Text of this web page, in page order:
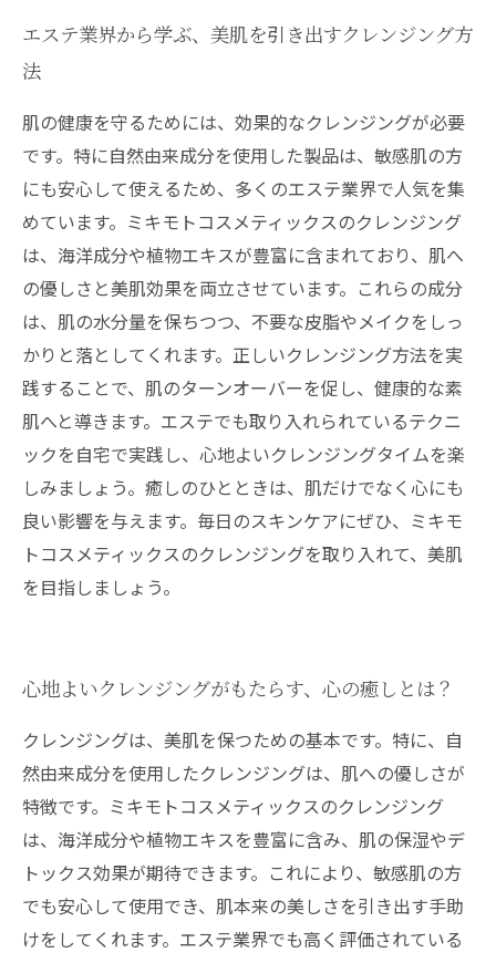
エステ業界から学ぶ、美肌を引き出すクレンジング方
法
肌の健康を守るためには、効果的なクレンジングが必要
です。特に自然由来成分を使用した製品は、敏感肌の方
にも安心して使えるため、多くのエステ業界で人気を集
めています。ミキモトコスメティックスのクレンジング
は、海洋成分や植物エキスが豊富に含まれており、肌へ
の優しさと美肌効果を両立させています。これらの成分
は、肌の水分量を保ちつつ、不要な皮脂やメイクをしっ
かりと落としてくれます。正しいクレンジング方法を実
践することで、肌のターンオーバーを促し、健康的な素
肌へと導きます。エステでも取り入れられているテクニ
ックを自宅で実践し、心地よいクレンジングタイムを楽
しみましょう。癒しのひとときは、肌だけでなく心にも
良い影響を与えます。毎日のスキンケアにぜひ、ミキモ
トコスメティックスのクレンジングを取り入れて、美肌
を目指しましょう。
心地よいクレンジングがもたらす、心の癒しとは？
クレンジングは、美肌を保つための基本です。特に、自
然由来成分を使用したクレンジングは、肌への優しさが
特徴です。ミキモトコスメティックスのクレンジング
は、海洋成分や植物エキスを豊富に含み、肌の保湿やデ
トックス効果が期待できます。これにより、敏感肌の方
でも安心して使用でき、肌本来の美しさを引き出す手助
けをしてくれます。エステ業界でも高く評価されている